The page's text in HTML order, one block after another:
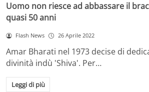
Uomo non riesce ad abbassare il
quasi 50 anni
Flash News 26 Aprile 2022
Amar Bharati nel 1973 decise di
divinità indù 'Shiva'. Per…
Leggi di più